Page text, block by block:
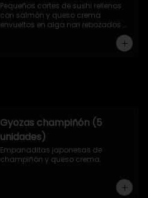
Pequeños cortes de sushi rellenos
con salmón y queso crema
envueltos en alga nori rebozados
Gyozas champiñón (5
unidades)
Empanaditas japonesas de
champiñón y queso crema.